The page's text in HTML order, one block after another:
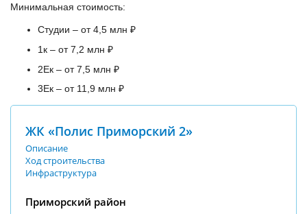
Минимальная стоимость:
Студии – от 4,5 млн ₽
1к – от 7,2 млн ₽
2Ек – от 7,5 млн ₽
3Ек – от 11,9 млн ₽
ЖК «Полис Приморский 2»
Описание
Ход строительства
Инфраструктура
Приморский район